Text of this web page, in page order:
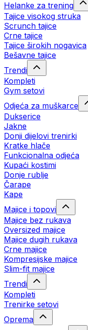
Helanke za trening
Tajice visokog struka
Scrunch tajice
Crne tajice
Tajice širokih nogavica
Bešavne tajice
Trendi
Kompleti
Gym setovi
Odjeća za muškarce
Dukserice
Jakne
Donji dijelovi trenirki
Kratke hlače
Funkcionalna odjeća
Kupaći kostimi
Donje rublje
Čarape
Kape
Majice i topovi
Majice bez rukava
Oversized majice
Majice dugih rukava
Crne majice
Kompresijske majice
Slim-fit majice
Trendi
Kompleti
Trenirke setovi
Oprema